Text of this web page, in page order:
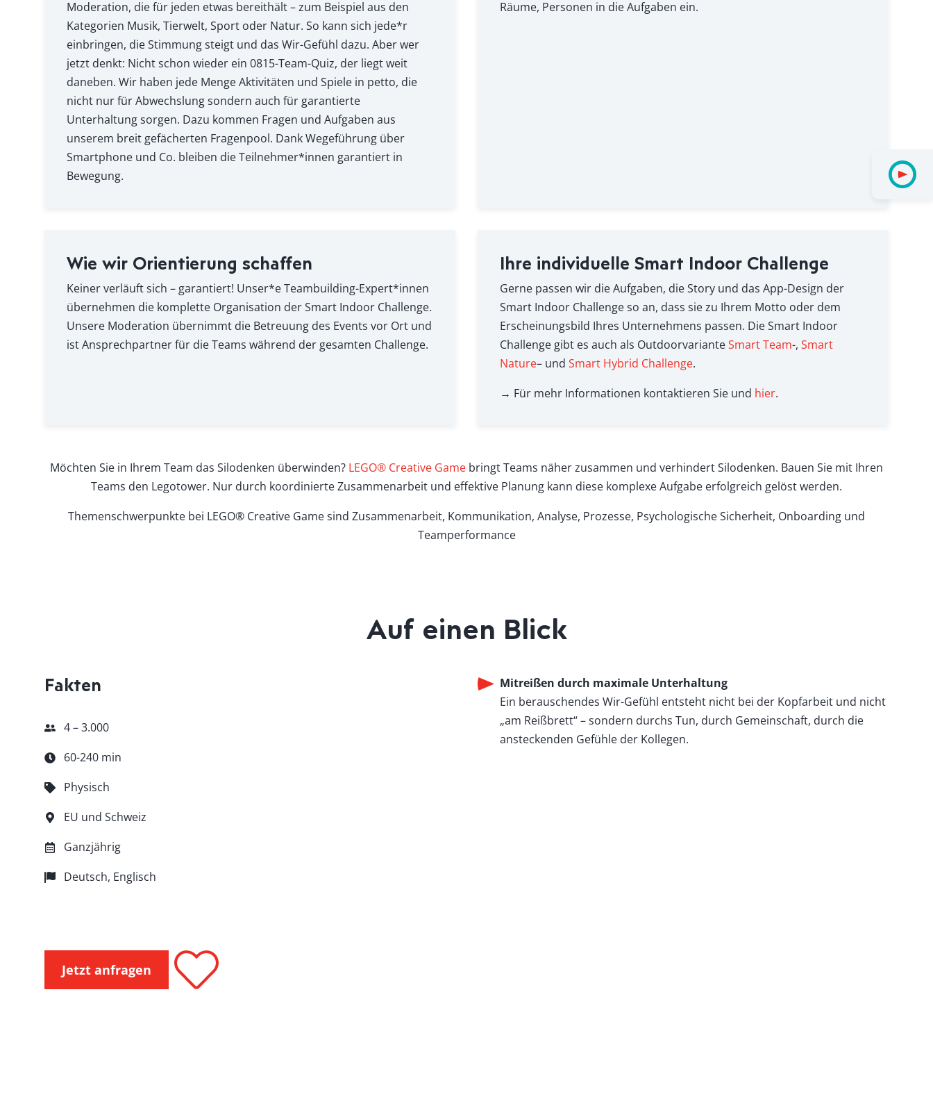
Moderation, die für jeden etwas bereithält – zum Beispiel aus den
Kategorien Musik, Tierwelt, Sport oder Natur. So kann sich jede*r
einbringen, die Stimmung steigt und das Wir-Gefühl dazu. Aber wer
jetzt denkt: Nicht schon wieder ein 0815-Team-Quiz, der liegt weit
daneben. Wir haben jede Menge Aktivitäten und Spiele in petto, die
nicht nur für Abwechslung sondern auch für garantierte
Unterhaltung sorgen. Dazu kommen Fragen und Aufgaben aus
unserem breit gefächerten Fragenpool. Dank Wegeführung über
Smartphone und Co. bleiben die Teilnehmer*innen garantiert in
Bewegung.
Räume, Personen in die Aufgaben ein.
Wie wir Orientierung schaffen
Keiner verläuft sich – garantiert! Unser*e Teambuilding-Expert*innen
übernehmen die komplette Organisation der Smart Indoor Challenge.
Unsere Moderation übernimmt die Betreuung des Events vor Ort und
ist Ansprechpartner für die Teams während der gesamten Challenge.
Ihre individuelle Smart Indoor Challenge
Gerne passen wir die Aufgaben, die Story und das App-Design der
Smart Indoor Challenge so an, dass sie zu Ihrem Motto oder dem
Erscheinungsbild Ihres Unternehmens passen. Die Smart Indoor
Challenge gibt es auch als OutdoorvarianteSmart Team-, Smart
Nature– und Smart Hybrid Challenge.
→ Für mehr Informationen kontaktieren Sie und hier.
Möchten Sie in Ihrem Team das Silodenken überwinden? LEGO® Creative Game bringt Teams näher zusammen und verhindert Silodenken. Bauen Sie mit Ihren
Teams den Legotower. Nur durch koordinierte Zusammenarbeit und effektive Planung kann diese komplexe Aufgabe erfolgreich gelöst werden.
Themenschwerpunkte bei LEGO® Creative Game sind Zusammenarbeit, Kommunikation, Analyse, Prozesse, Psychologische Sicherheit, Onboarding und
Teamperformance
Auf einen Blick
Fakten
4 – 3.000
60-240 min
Physisch
EU und Schweiz
Ganzjährig
Deutsch, Englisch
Mitreißen durch maximale Unterhaltung
Ein berauschendes Wir-Gefühl entsteht nicht bei der Kopfarbeit und nicht
„am Reißbrett“ – sondern durchs Tun, durch Gemeinschaft, durch die
ansteckenden Gefühle der Kollegen.
Jetzt anfragen